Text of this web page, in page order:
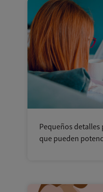
Pequeños
que pueden